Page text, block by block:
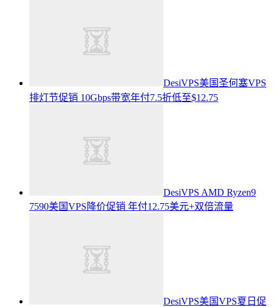
DesiVPS美国圣何塞VPS
排灯节促销 10Gbps带宽年付7.5折低至$12.75
DesiVPS AMD Ryzen9
7590美国VPS降价促销 年付12.75美元+双倍流量
DesiVPS美国VPS夏日促